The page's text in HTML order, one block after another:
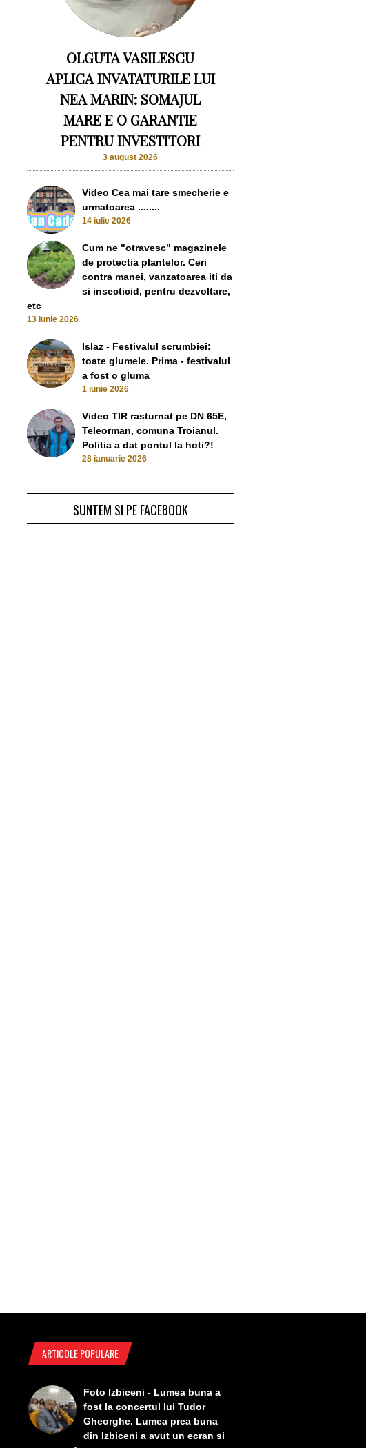
OLGUTA VASILESCU
APLICA INVATATURILE LUI
NEA MARIN: SOMAJUL
MARE E O GARANTIE
PENTRU INVESTITORI
3 august 2026
Video Cea mai tare smecherie e
urmatoarea ........
14 iulie 2026
Cum ne "otravesc" magazinele
de protectia plantelor. Ceri
contra manei, vanzatoarea iti da
si insecticid, pentru dezvoltare,
etc
13 iunie 2026
Islaz - Festivalul scrumbiei:
toate glumele. Prima - festivalul
a fost o gluma
1 iunie 2026
Video TIR rasturnat pe DN 65E,
Teleorman, comuna Troianul.
Politia a dat pontul la hoti?!
28 ianuarie 2026
SUNTEM SI PE FACEBOOK
ARTICOLE POPULARE
Foto Izbiceni - Lumea buna a
fost la concertul lui Tudor
Gheorghe. Lumea prea buna
din Izbiceni a avut un ecran si